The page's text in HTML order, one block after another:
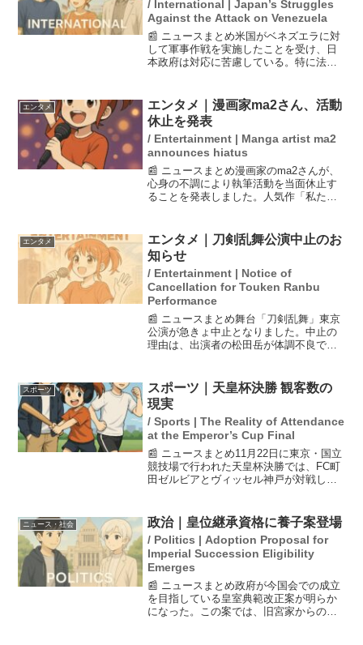
/ International | Japan’s Struggles
Against the Attack on Venezuela
📰 ニュースまとめ米国がベネズエラに対
して軍事作戦を実施したことを受け、日
本政府は対応に苦慮している。特に法の
見解を表明している。しかし、具体的に
どのように対応すべきか...
エンタメ
エンタメ｜漫画家ma2さん、活動
休止を発表
/ Entertainment | Manga artist ma2
announces hiatus
📰 ニュースまとめ漫画家のma2さんが、
心身の不調により執筆活動を当面休止す
ることを発表しました。人気作「私たち
に著しい障害が出ていると説明していま
す。彼女の健康を...
エンタメ
エンタメ｜刀剣乱舞公演中止のお
知らせ
/ Entertainment | Notice of
Cancellation for Touken Ranbu
Performance
📰 ニュースまとめ舞台「刀剣乱舞」東京
公演が急きょ中止となりました。中止の
理由は、出演者の松田岳が体調不良であ
とのこと。ファンにとっては残念な知ら
せですが、出演者の健...
スポーツ
スポーツ｜天皇杯決勝 観客数の
現実
/ Sports | The Reality of Attendance
at the Emperor’s Cup Final
📰 ニュースまとめ11月22日に東京・国立
競技場で行われた天皇杯決勝では、FC町
田ゼルビアとヴィッセル神戸が対戦し、
席が目立つ結果となりました。特に町田
側の1...
ニュース・社会 政治｜皇位継承資格に養子案登場
/ Politics | Adoption Proposal for
Imperial Succession Eligibility
Emerges
📰 ニュースまとめ政府が今国会での成立
を目指している皇室典範改正案が明らか
になった。この案では、旧宮家からの男